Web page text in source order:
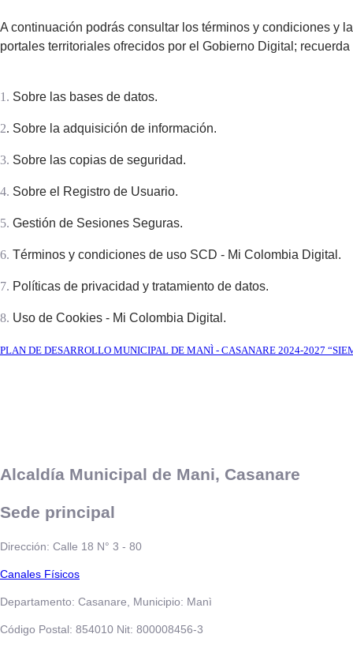
A continuación podrás consultar los términos y condiciones y
portales territoriales ofrecidos por el Gobierno Digital;
1. Sobre las bases de datos.
2. Sobre la adquisición de información.
3. Sobre las copias de seguridad.
4. Sobre el Registro de Usuario.
5. Gestión de Sesiones Seguras.
6. Términos y condiciones de uso SCD - Mi Colombia Digital.
7. Políticas de privacidad y tratamiento de datos.
8. Uso de Cookies - Mi Colombia Digital.​
​PLAN DE DESARROLLO MUNICIPAL DE MANÌ - CASANARE 2024-2027
Alcaldía Municipal de Mani, Casanare
Sede principal
Dirección: Calle 18 N° 3 - 80
​​​​​Canales Físicos
Departamento: Casanare, Municipio: Manì
Código Postal: 854010 Nit: 800008456-3